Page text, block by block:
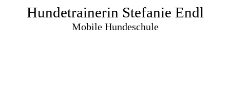
Hundetrainerin Stefanie Endl
Mobile Hundeschule